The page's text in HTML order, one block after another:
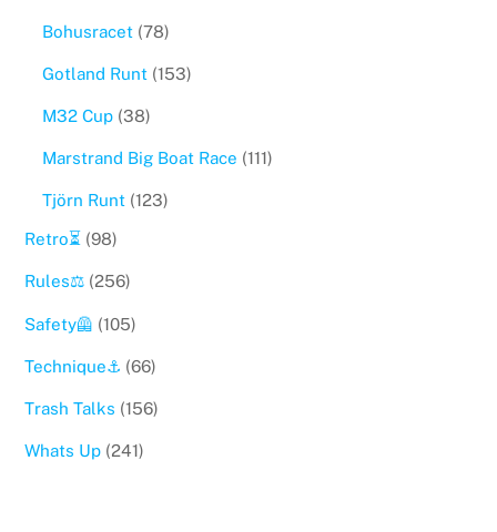
Bohusracet(78)
Gotland Runt(153)
M32 Cup(38)
Marstrand Big Boat Race (111)
Tjörn Runt(123)
Retro⏳ (98)
Rules⚖️ (256)
Safety🦺 (105)
Technique⚓️ (66)
Trash Talks (156)
Whats Up (241)